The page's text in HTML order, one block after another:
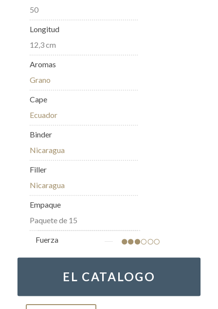
50
Longitud
12,3 cm
Aromas
Grano
Cape
Ecuador
Binder
Nicaragua
Filler
Nicaragua
Empaque
Paquete de 15
Fuerza
EL CATALOGO